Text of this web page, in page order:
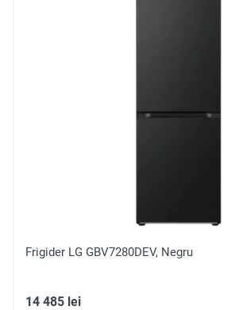
Frigider LG GBV3100DPY, Argintiu
14 485 lei